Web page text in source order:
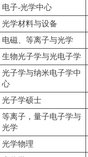
电子-光学中心
光学材料与设备
电磁、等离子与光学
生物光子学与光电子学
光子学与纳米电子学中
心
光子学硕士
等离子，量子电子学与
光学
光学物理